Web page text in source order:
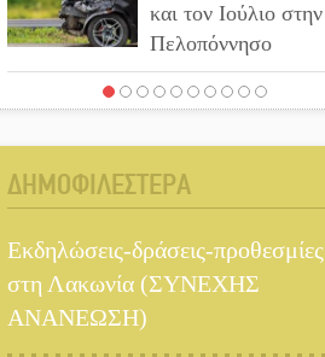
και τον Ιούλιο στην
Πελοπόννησο
Βράβευσε τον Π.
Τα μετάλλια των
Ταιβάν
ΔΗΜΟΦΙΛΕΣΤΕΡΑ
Εκδηλώσεις-δράσεις-προθεσμίες
στη Λακωνία (ΣΥΝΕΧΗΣ
ΑΝΑΝΕΩΣΗ)